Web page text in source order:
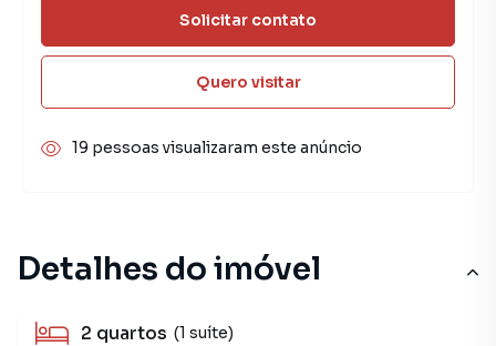
Detalhes do imóvel
2 quartos (1 suíte)
Solicitar contato
Quero visitar
19 pessoas visualizaram este anúncio